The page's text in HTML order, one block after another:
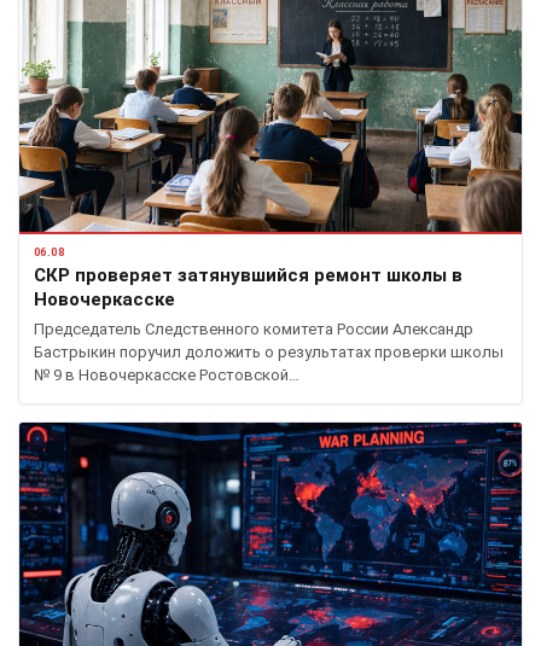
06.08
СКР проверяет затянувшийся ремонт школы в
Новочеркасске
Председатель Следственного комитета России Александр
Бастрыкин поручил доложить о результатах проверки школы
№ 9 в Новочеркасске Ростовской…